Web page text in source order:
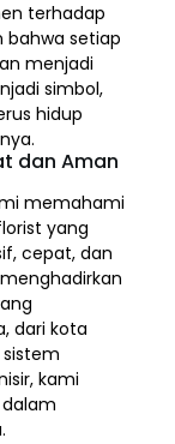
terhadap
bahwa setiap
menjadi
simbol,
hidup
dan Aman
memahami
yang
cepat, dan
dari kota
kami